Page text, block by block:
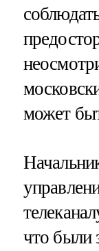
может
что были